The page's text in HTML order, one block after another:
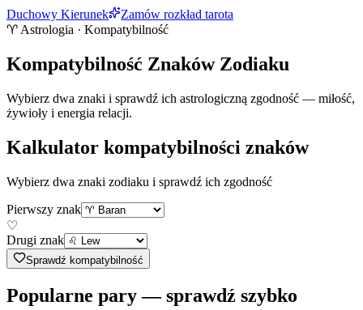
Duchowy Kierunek
Zamów rozkład tarota
♈ Astrologia · Kompatybilność
Kompatybilność Znaków Zodiaku
Wybierz dwa znaki i sprawdź ich astrologiczną zgodność — miłość,
żywioły i energia relacji.
Kalkulator kompatybilności znaków
Wybierz dwa znaki zodiaku i sprawdź ich zgodność
Pierwszy znak
♡
Drugi znak
Sprawdź kompatybilność
Popularne pary — sprawdź szybko